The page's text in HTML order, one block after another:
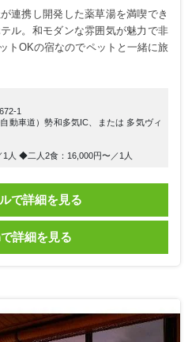
連携し開発した薬草湯を満喫でき
ル。和モダンな雰囲気が魅力で非
トOKの宿なのでペットと一緒に旅
1
動車道）勢和多気IC、または 多気ヴィ
人 ◆二人2食：16,000円〜／1人
で詳細を見る
詳細を見る